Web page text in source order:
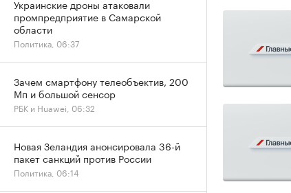
Украинские дроны атаковали
промпредприятие в Самарской
области
Политика, 06:37
Зачем смартфону телеобъектив, 200
Мп и большой сенсор
РБК и Huawei, 06:32
Новая Зеландия анонсировала 36-й
пакет санкций против России
Политика, 06:14